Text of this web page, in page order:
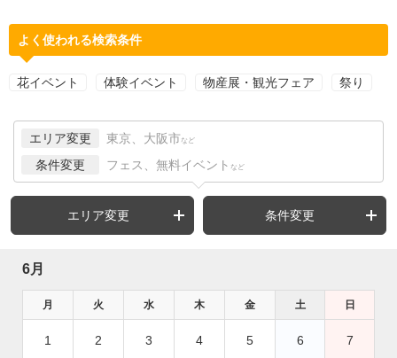
よく使われる検索条件
花イベント 体験イベント 物産展・観光フェア 祭り
エリア変更 東京、大阪市 など
条件変更 フェス、無料イベント など
エリア変更 条件変更
6月
月 火 水 木 金 土 日
1 2 3 4 5 6 7